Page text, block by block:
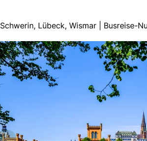
Schwerin, Lübeck, Wismar | Busreise-